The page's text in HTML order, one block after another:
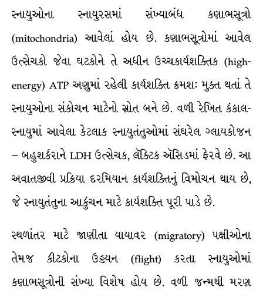
સ્નાયુઓના સ્નાયુરસમાં સંખ્યાબંધ કણાભસૂત્રો
(mitochondria) આવેલાં હોય છે. કણાભસૂત્રોમાં આવેલ
ઉત્સેચકો જેવા ઘટકોને તે અધીન ઉચ્ચકાર્યશક્તિક (high-
energy) ATP અણુમાં રહેલી કાર્યશક્તિ ક્રમશ: મુક્ત થતાં તે
સ્નાયુઓના સંકોચન માટેનો સ્રોત બને છે. વળી રેખિત કંકાલ-
સ્નાયુમાં આવેલા કેટલાક સ્નાયુતંતુઓમાં સંઘરેલ ગ્લાયકોજન
– બહુશર્કરાને LDH ઉત્સેચક, લૅક્ટિક ઍસિડમાં ફેરવે છે. આ
અવાતજીવી પ્રક્રિયા દરમિયાન કાર્યશક્તિનું વિમોચન થાય છે,
જે સ્નાયુતંતુના આકુંચન માટે કાર્યશક્તિ પૂરી પાડે છે.
સ્થળાંતર માટે જાણીતા યાયાવર (migratory) પક્ષીઓના
તેમજ કીટકોના ઉડ્ડયન (flight) કરતા સ્નાયુઓમાં
કણાભસૂત્રોની સંખ્યા વિશેષ હોય છે. વળી જન્મથી મરણ